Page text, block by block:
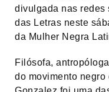
divulgada nas redes
das Letras neste
da Mulher Negra
Filósofa,
do movimento